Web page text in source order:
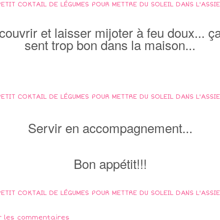
et laisser mijoter à feu doux...
sent trop bon dans la maison...
Servir en accompagnement...
Bon appétit!!!
les commentaires